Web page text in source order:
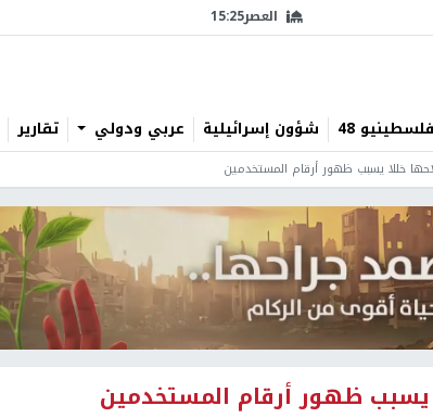
العصر15:25
فلسطينيو 48 شؤون إسرائيلية عربي ودولي تقارير
خللا يسبب ظهور أرقام المستخدمين
ظهور أرقام المستخدمين